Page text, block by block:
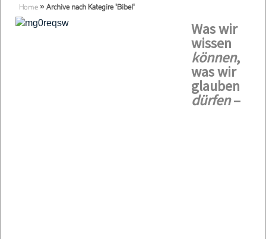
Home » Archive nach Kategire 'Bibel'
Was wir
wissen
können,
was wir
glauben
dürfen–